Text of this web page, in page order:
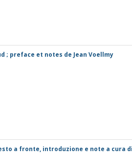
; preface et notes de Jean Voellmy
a fronte, introduzione e note a cura